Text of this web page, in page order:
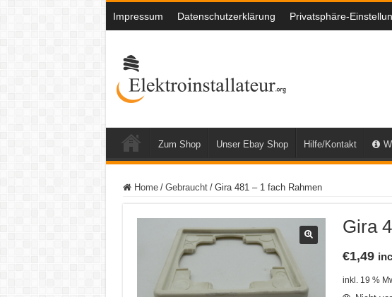
Impressum Datenschutzerklärung Privatsphäre-
Zum Shop Unser Ebay Shop Hilfe/Kontakt
Home / Gebraucht / Gira 481 – 1 fach Rahmen
Gira
€1,49
inkl. 19 %